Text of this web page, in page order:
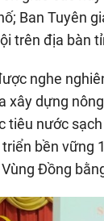
Ban Tuyên
trên địa bàn
nghe
xây dựng
tiêu nước
bền vững
Đồng